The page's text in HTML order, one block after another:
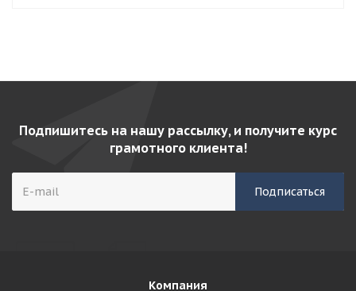
Подпишитесь на нашу рассылку, и получите курс
грамотного клиента!
Компания